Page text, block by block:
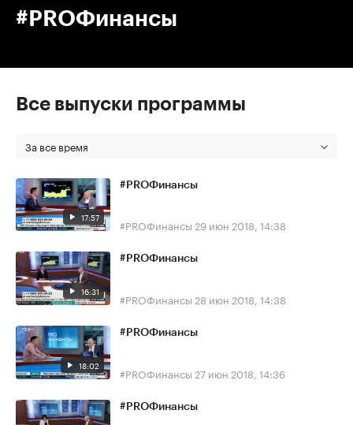
#PROФинансы
Все выпуски программы
За все время
17:57
#PROФинансы
#PROФинансы 29 июн 2018, 14:38
16:31
#PROФинансы
#PROФинансы 28 июн 2018, 14:38
18:02
#PROФинансы
#PROФинансы 27 июн 2018, 14:36
#PROФинансы